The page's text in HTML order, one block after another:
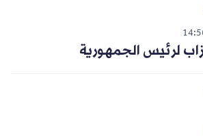
لرئيس الجمهورية